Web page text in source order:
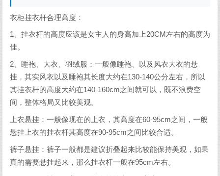
衣柜挂衣杆合理高度：
1、挂衣杆的高度应该是女主人的身高加上20CM左右的高度为
佳。
2、睡袍、大衣、羽绒服：一般像睡袍、以及风衣大衣的悬
挂，其实风衣以及睡袍其长度大约在130-140公分左右，所以
其挂衣杆的高度大约在140-160cm之间就可以，既不浪费空
间，整体格局又比较美观。
上衣悬挂：一般像现在的上衣，其高度在60-95cm之间，一般
悬挂上衣的挂衣杆其高度在90-95cm之间比较合适。
裤子悬挂：裤子一般都是建议折叠起来比较能保持美观，如果
真的需要悬挂起来，那么挂衣杆一般在95cm左右。